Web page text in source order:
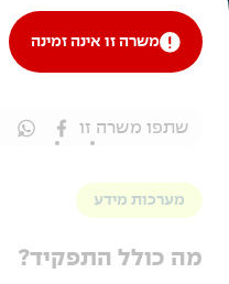
משרה זו אינה זמינה
שתפו משרה זו
מערכות מידע
מה כולל התפקיד?